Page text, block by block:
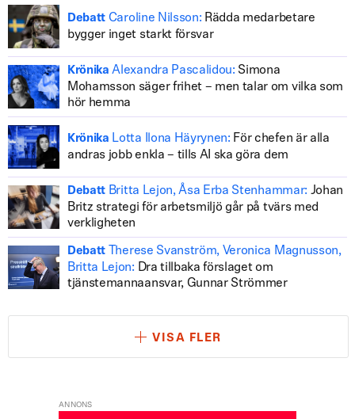
Debatt Caroline Nilsson: Rädda medarbetare
bygger inget starkt försvar
Krönika Alexandra Pascalidou: Simona
Mohamsson säger frihet – men talar om vilka som
hör hemma
Krönika Lotta Ilona Häyrynen: För chefen är alla
andras jobb enkla – tills AI ska göra dem
Debatt Britta Lejon, Åsa Erba Stenhammar: Johan
Britz strategi för arbetsmiljö går på tvärs med
verkligheten
Debatt
Therese Svanström, Veronica Magnusson,
Britta Lejon: Dra tillbaka förslaget om
tjänstemannaansvar, Gunnar Strömmer
VISA FLER
ANNONS